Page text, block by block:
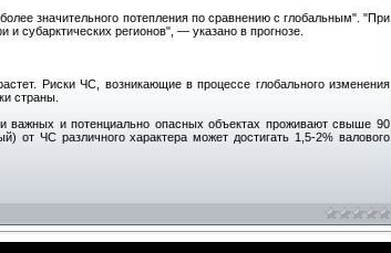
значительного потепления по сравнению с глобальным". "При
субарктических регионов", — указано в прогнозе.
Риски ЧС, возникающие в процессе глобального изменения
страны.
важных и потенциально опасных объектах проживают свыше 90
от ЧС различного характера может достигать 1,5-2% валового